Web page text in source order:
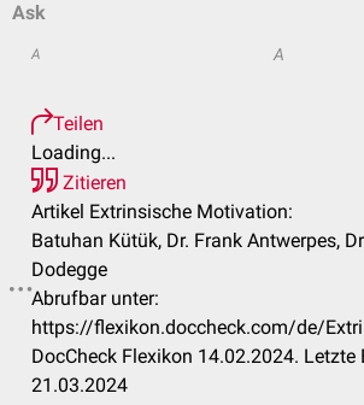
Ask
A A
Teilen
Loading...
Zitieren
Artikel Extrinsische Motivation:
Batuhan Kütük, Dr. Frank Antwerpes,
Dodegge
Abrufbar unter:
https://flexikon.doccheck.com/de/
DocCheck Flexikon 14.02.2024. Letzte
21.03.2024